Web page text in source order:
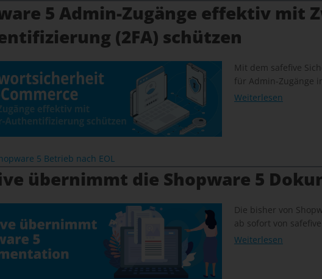
5 Admin-Zugänge effektiv mit
(2FA) schützen
Mit dem safefive
für Admin-Zugänge
Weiterlesen
5 Betrieb nach EOL
übernimmt die Shopware 5
Die bisher von
ab sofort von
Weiterlesen